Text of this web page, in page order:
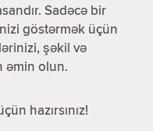
Sadəcə bir
göstərmək üçün
şəkil və
əmin olun.
hazırsınız!